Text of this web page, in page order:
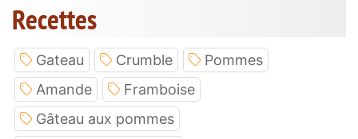
Recettes
Gateau Crumble
Pommes
Amande
Framboise
Gâteau aux pommes